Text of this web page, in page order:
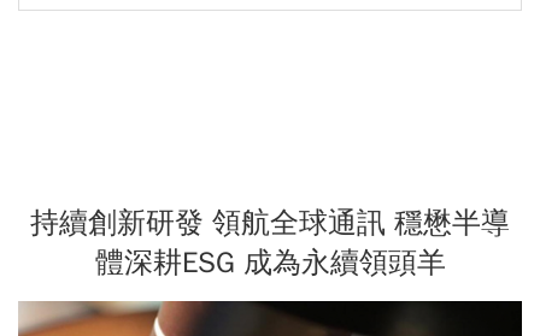
持續創新研發 領航全球通訊 穩懋半導
體深耕ESG 成為永續領頭羊